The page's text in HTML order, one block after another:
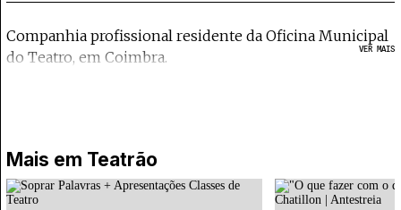
Companhia profissional residente da Oficina Municipal
do Teatro, em Coimbra.
VER MAIS
Mais em Teatrão